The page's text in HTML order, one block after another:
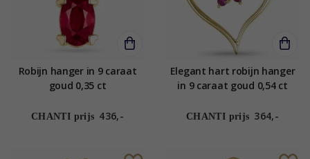
Robijn hanger in 9 caraat
goud 0,35 ct
CHANTI prijs 436,-
Elegant hart robijn hanger
in 9 caraat goud 0,54 ct
CHANTI prijs 364,-